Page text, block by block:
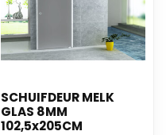
SCHUIFDEUR MELK
GLAS 8MM
102,5x205CM